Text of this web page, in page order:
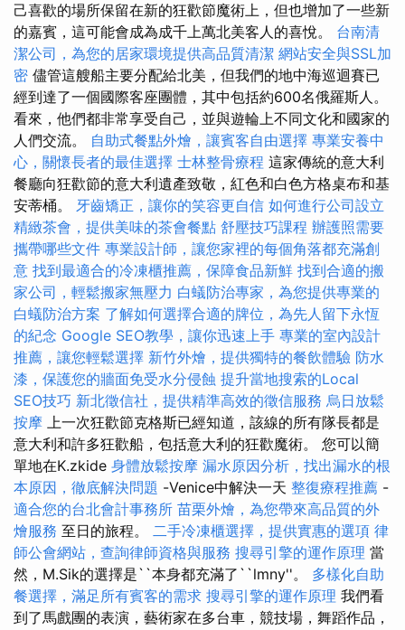
己喜歡的場所保留在新的狂歡節魔術上，但也增加了一些新
的嘉賓，這可能會成為成千上萬北美客人的喜悅。 台南清
潔公司，為您的居家環境提供高品質清潔 網站安全與SSL加
密 儘管這艘船主要分配給北美，但我們的地中海巡迴賽已
經到達了一個國際客座團體，其中包括約600名俄羅斯人。
看來，他們都非常享受自己，並與遊輪上不同文化和國家的
人們交流。 自助式餐點外燴，讓賓客自由選擇 專業安養中
心，關懷長者的最佳選擇 士林整骨療程 這家傳統的意大利
餐廳向狂歡節的意大利遺產致敬，紅色和白色方格桌布和基
安蒂桶。 牙齒矯正，讓你的笑容更自信 如何進行公司設立
精緻茶會，提供美味的茶會餐點 舒壓技巧課程 辦護照需要
攜帶哪些文件 專業設計師，讓您家裡的每個角落都充滿創
意 找到最適合的冷凍櫃推薦，保障食品新鮮 找到合適的搬
家公司，輕鬆搬家無壓力 白蟻防治專家，為您提供專業的
白蟻防治方案 了解如何選擇合適的牌位，為先人留下永恆
的紀念 Google SEO教學，讓你迅速上手 專業的室內設計
推薦，讓您輕鬆選擇 新竹外燴，提供獨特的餐飲體驗 防水
漆，保護您的牆面免受水分侵蝕 提升當地搜索的Local
SEO技巧 新北徵信社，提供精準高效的徵信服務 烏日放鬆
按摩 上一次狂歡節克格斯已經知道，該線的所有隊長都是
意大利和許多狂歡船，包括意大利的狂歡魔術。 您可以簡
單地在K.zkide 身體放鬆按摩 漏水原因分析，找出漏水的根
本原因，徹底解決問題 -Venice中解決一天 整復療程推薦 -
適合您的台北會計事務所 苗栗外燴，為您帶來高品質的外
燴服務 至日的旅程。 二手冷凍櫃選擇，提供實惠的選項 律
師公會網站，查詢律師資格與服務 搜尋引擎的運作原理 當
然，M.Sik的選擇是``本身都充滿了``lmny''。 多樣化自助
餐選擇，滿足所有賓客的需求 搜尋引擎的運作原理 我們看
到了馬戲團的表演，藝術家在多台車，競技場，舞蹈作品，